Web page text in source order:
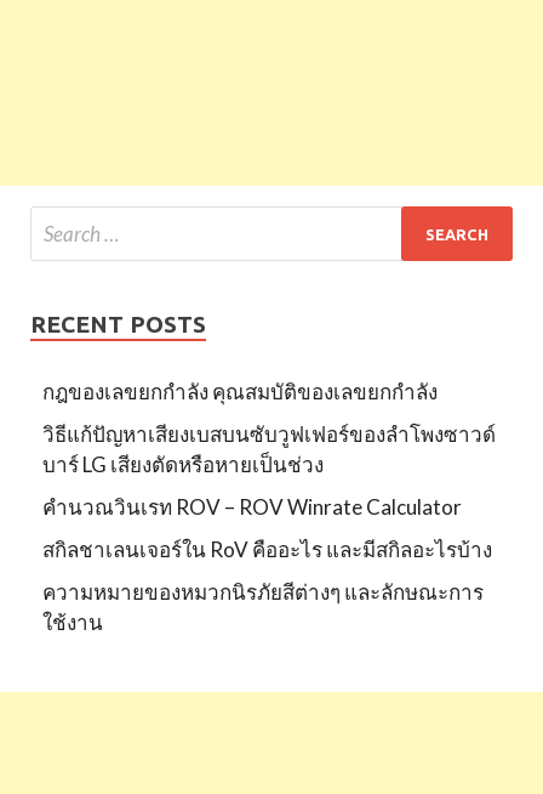
RECENT POSTS
กฎของเลขยกกำลัง คุณสมบัติของเลขยกกำลัง
วิธีแก้ปัญหาเสียงเบสบนซับวูฟเฟอร์ของลำโพงซาวด์
บาร์ LG เสียงตัดหรือหายเป็นช่วง
คำนวณวินเรท ROV – ROV Winrate Calculator
สกิลชาเลนเจอร์ใน RoV คืออะไร และมีสกิลอะไรบ้าง
ความหมายของหมวกนิรภัยสีต่างๆ และลักษณะการ
ใช้งาน